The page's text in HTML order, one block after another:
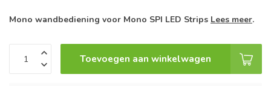
Mono wandbediening voor Mono SPI LED Strips Lees meer.
Toevoegen aan winkelwagen